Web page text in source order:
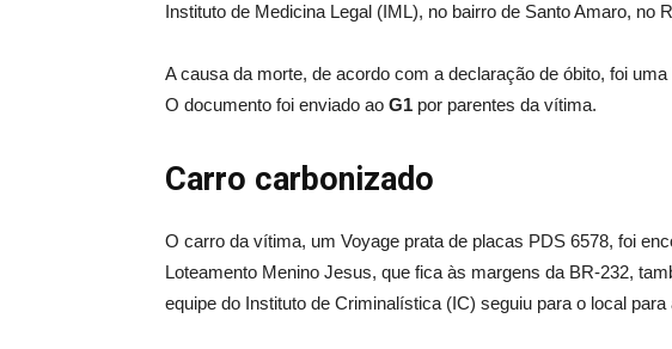
Instituto de Medicina Legal (IML), no bairro de Santo Amaro, no
A causa da morte, de acordo com a declaração de óbito, foi
O documento foi enviado ao G1 por parentes da vítima.
Carro carbonizado
O carro da vítima, um Voyage prata de placas PDS 6578, foi
Loteamento Menino Jesus, que fica às margens da BR-232,
equipe do Instituto de Criminalística (IC) seguiu para o local